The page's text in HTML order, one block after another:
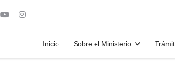
Inicio Sobre el Ministerio